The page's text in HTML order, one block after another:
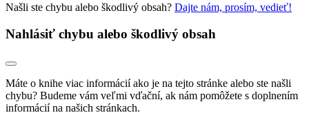
Našli ste chybu alebo škodlivý obsah? Dajte nám, prosím, vedieť!
Nahlásiť chybu alebo škodlivý obsah
Máte o knihe viac informácií ako je na tejto stránke alebo ste našli
chybu? Budeme vám veľmi vďační, ak nám pomôžete s doplnením
informácií na našich stránkach.